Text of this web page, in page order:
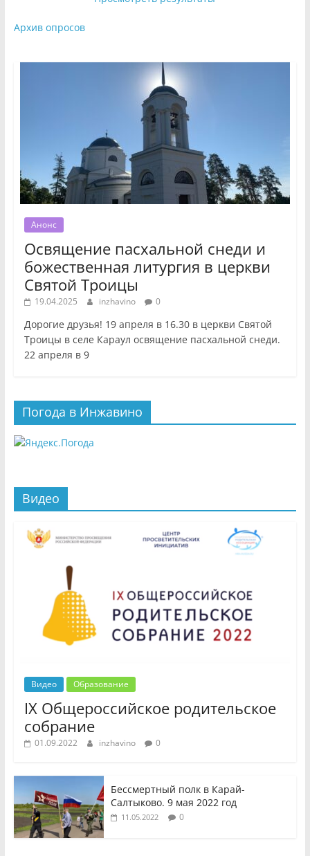
Архив опросов
Анонс
Освящение пасхальной снеди и
божественная литургия в церкви
Святой Троицы
19.04.2025 inzhavino 0
Дорогие друзья! 19 апреля в 16.30 в церкви Святой
Троицы в селе Караул освящение пасхальной снеди.
22 апреля в 9
Погода в Инжавино
Видео
Видео Образование
IX Общероссийское родительское
собрание
01.09.2022 inzhavino 0
Бессмертный полк в Карай-
Салтыково. 9 мая 2022 год
11.05.2022 0